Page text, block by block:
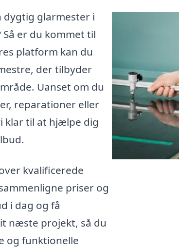
dygtig glarmester i
er du kommet til
platform kan du
der tilbyder
Uanset om du
reparationer eller
klar til at hjælpe dig
kvalificerede
priser og
i dag og få
næste projekt, så du
og funktionelle